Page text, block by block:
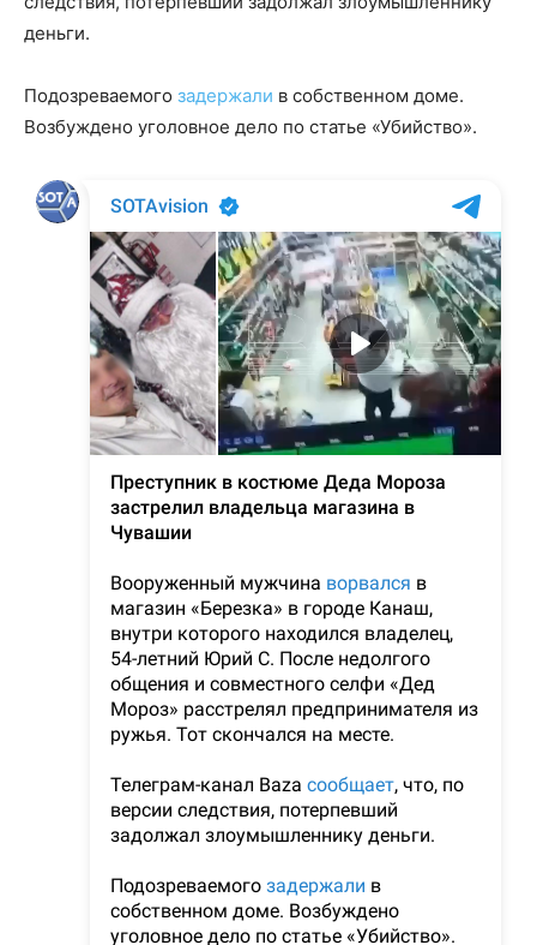
деньги.
Подозреваемого задержали в собственном доме.
Возбуждено уголовное дело по статье «Убийство».